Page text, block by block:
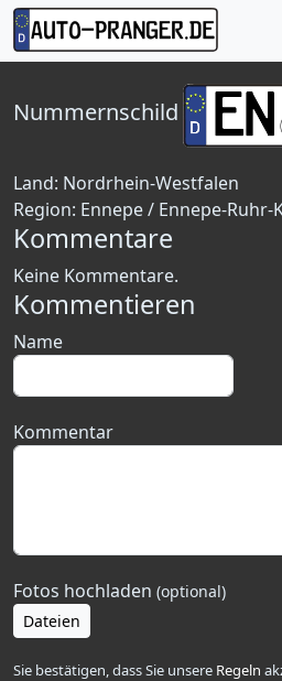
Nummernschild
Land: Nordrhein-Westfalen
Region: Ennepe / Ennepe-Ruhr-
Kommentare
Keine Kommentare.
Kommentieren
Name
Kommentar
Fotos hochladen (optional)
Dateien
Sie bestätigen, dass Sie unsere Regeln